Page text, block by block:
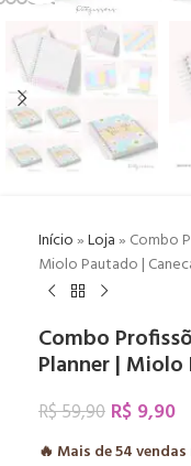
Início»Loja» Combo
Miolo Pautado |
Combo
Planner | Miolo
R$59,90 R$ 9,90
🔥 Mais de54